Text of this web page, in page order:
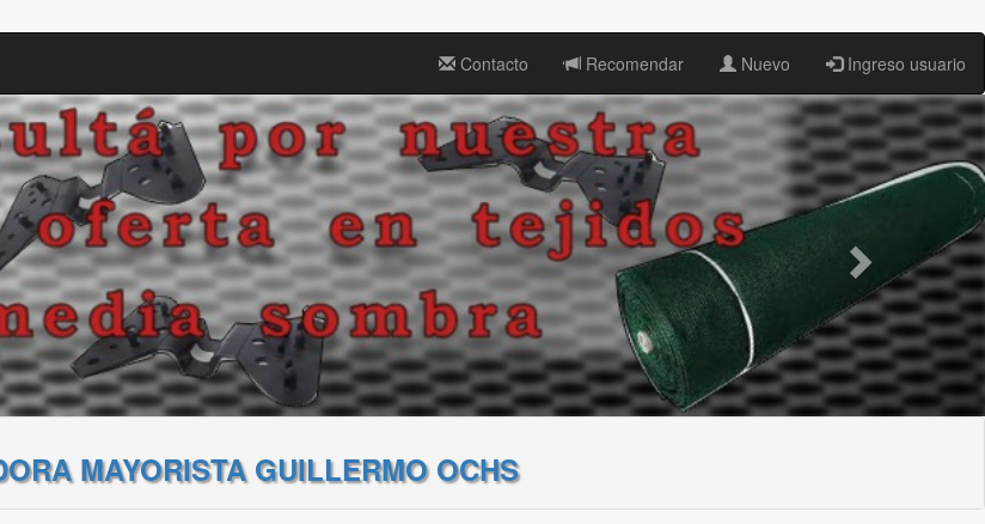
Contacto Recomendar Nuevo Ingreso usuario
MAYORISTA GUILLERMO OCHS